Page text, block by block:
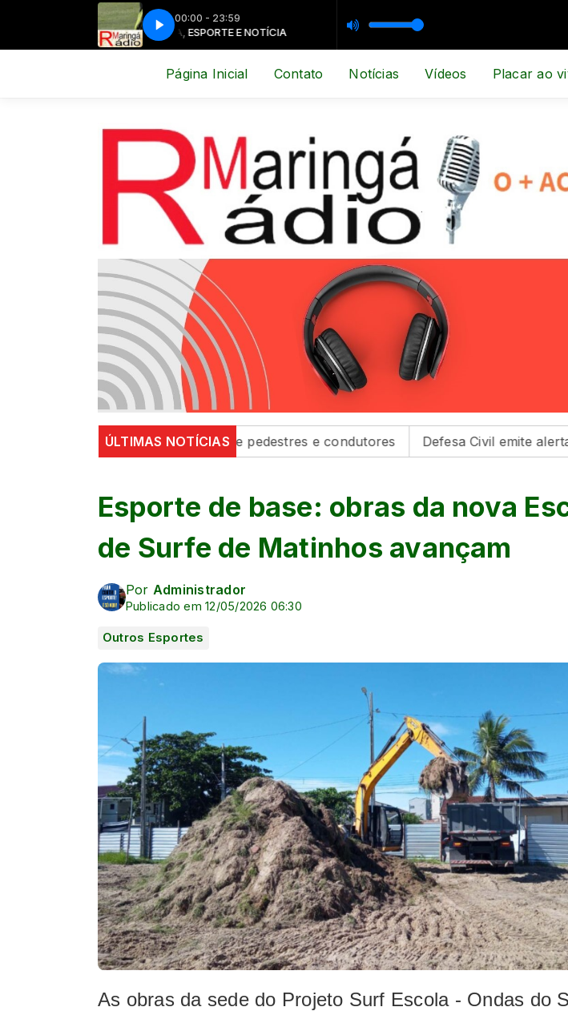
00:00 - 23:59
MÚSICA, ESPORTE E NOTÍCIA MÚSICA, ESPORTE E NOTÍCIA
Página Inicial Contato Notícias Vídeos Placar ao
ÚLTIMAS NOTÍCIAS
segurança de pedestres e condutores Defesa Civil emite alerta para risco
Esporte de base: obras da nova
de Surfe de Matinhos avançam
Por Administrador
Publicado em 12/05/2026 06:30
Outros Esportes
As obras da sede do Projeto Surf Escola - Ondas do